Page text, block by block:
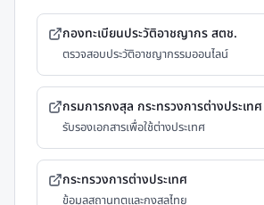
กองทะเบียนประวัติอาชญากร สตช.
ตรวจสอบประวัติอาชญากรรมออนไลน์
กรมการกงสุล กระทรวงการต่างประเทศ
รับรองเอกสารเพื่อใช้ต่างประเทศ
กระทรวงการต่างประเทศ
ข้อมูลสถานทูตและกงสุลไทย